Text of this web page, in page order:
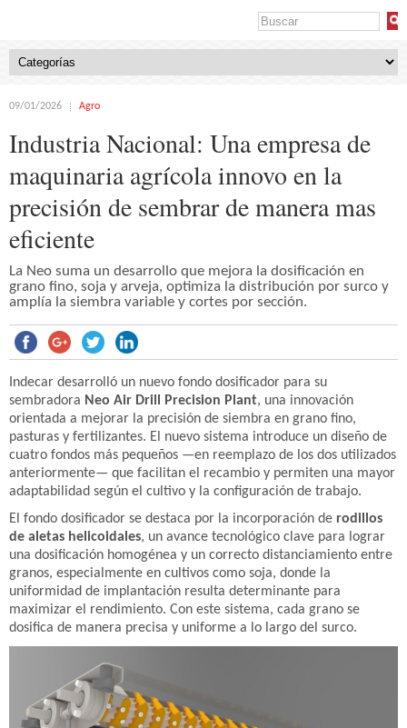
09/01/2026 Agro
Industria Nacional: Una empresa de
maquinaria agrícola innovo en la
precisión de sembrar de manera mas
eficiente
La Neo suma un desarrollo que mejora la dosificación en
grano fino, soja y arveja, optimiza la distribución por surco y
amplía la siembra variable y cortes por sección.
Indecar desarrolló un nuevo fondo dosificador para su
sembradora Neo Air Drill Precision Plant, una innovación
orientada a mejorar la precisión de siembra en grano fino,
pasturas y fertilizantes. El nuevo sistema introduce un diseño de
cuatro fondos más pequeños —en reemplazo de los dos utilizados
anteriormente— que facilitan el recambio y permiten una mayor
adaptabilidad según el cultivo y la configuración de trabajo.
El fondo dosificador se destaca por la incorporación de rodillos
de aletas helicoidales, un avance tecnológico clave para lograr
una dosificación homogénea y un correcto distanciamiento entre
granos, especialmente en cultivos como soja, donde la
uniformidad de implantación resulta determinante para
maximizar el rendimiento. Con este sistema, cada grano se
dosifica de manera precisa y uniforme a lo largo del surco.